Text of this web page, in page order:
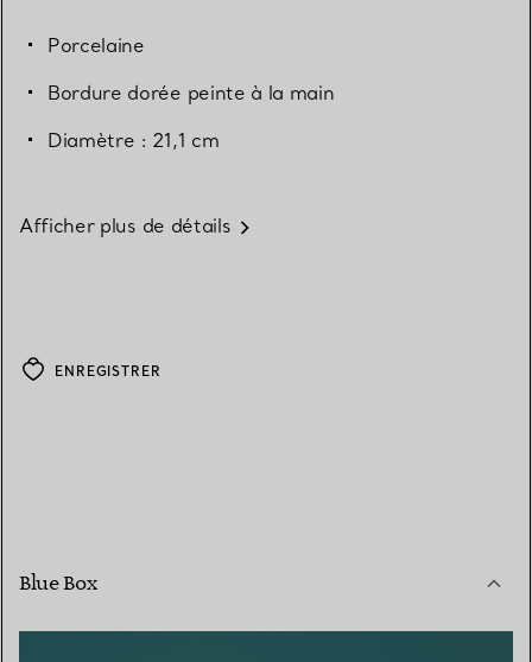
Porcelaine
Bordure dorée peinte à la main
Diamètre : 21,1 cm
Afficher plus de détails
ENREGISTRER
Blue Box